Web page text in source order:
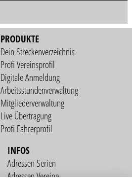
PRODUKTE
Dein Streckenverzeichnis
Profi Vereinsprofil
Digitale Anmeldung
Arbeitsstundenverwaltung
Mitgliederverwaltung
Live Übertragung
Profi Fahrerprofil
INFOS
Adressen Serien
Adressen Vereine